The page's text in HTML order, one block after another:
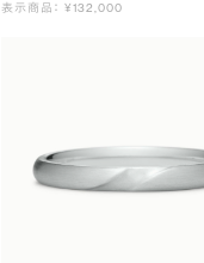
表示商品： ¥132,000